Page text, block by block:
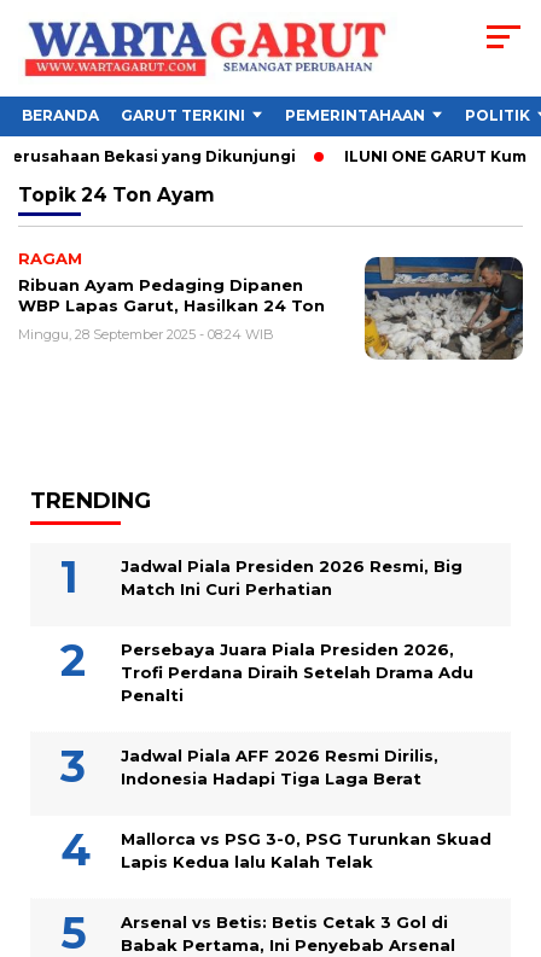
BERANDA GARUT TERKINI PEMERINTAHAAN POLITIK
Bekasi yang Dikunjungi ILUNI ONE GARUT
Topik 24 Ton Ayam
RAGAM
Ribuan Ayam Pedaging Dipanen
WBP Lapas Garut, Hasilkan 24 Ton
Minggu, 28 September 2025 - 08:24 WIB
TRENDING
Jadwal Piala Presiden 2026 Resmi, Big
Match Ini Curi Perhatian
Persebaya Juara Piala Presiden 2026,
Trofi Perdana Diraih Setelah Drama Adu
Penalti
Jadwal Piala AFF 2026 Resmi Dirilis,
Indonesia Hadapi Tiga Laga Berat
Mallorca vs PSG 3-0, PSG Turunkan Skuad
Lapis Kedua lalu Kalah Telak
Arsenal vs Betis: Betis Cetak 3 Gol di
Babak Pertama, Ini Penyebab Arsenal